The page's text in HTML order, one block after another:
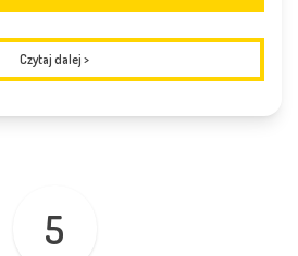
Czytaj dalej >
5